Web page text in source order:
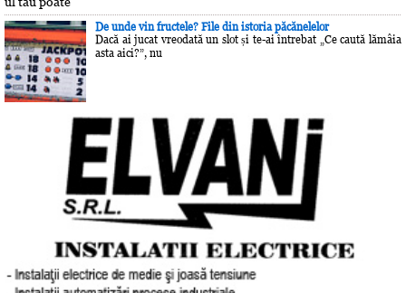
De unde vin fructele? File din istoria păcănelelor
Dacă ai jucat vreodată un slot și te-ai întrebat „Ce caută lămâia
asta aici?”, nu